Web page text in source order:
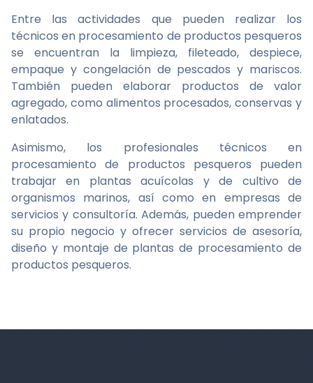
Entre las actividades que pueden realizar los
técnicos en procesamiento de productos pesqueros
se encuentran la limpieza, fileteado, despiece,
empaque y congelación de pescados y mariscos.
También pueden elaborar productos de valor
agregado, como alimentos procesados, conservas y
enlatados.
Asimismo, los profesionales técnicos en
procesamiento de productos pesqueros pueden
trabajar en plantas acuícolas y de cultivo de
organismos marinos, así como en empresas de
servicios y consultoría. Además, pueden emprender
su propio negocio y ofrecer servicios de asesoría,
diseño y montaje de plantas de procesamiento de
productos pesqueros.